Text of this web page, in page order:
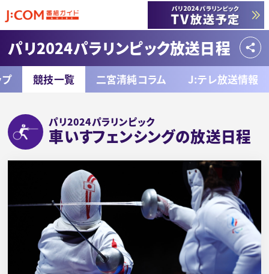
パリ2024パラリンピック放送日程
競技一覧 二宮清純コラム J:テレ放送情報
パリ2024パラリンピック
車いすフェンシングの放送日程